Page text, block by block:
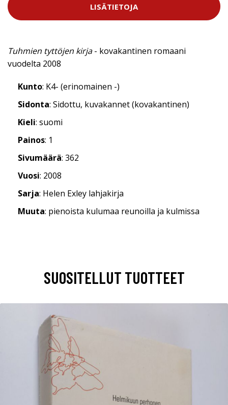
LISÄTIETOJA
Tuhmien tyttöjen kirja- kovakantinen romaani
vuodelta 2008
Kunto: K4- (erinomainen -)
Sidonta: Sidottu, kuvakannet (kovakantinen)
Kieli: suomi
Painos: 1
Sivumäärä: 362
Vuosi: 2008
Sarja: Helen Exley lahjakirja
Muuta: pienoista kulumaa reunoilla ja kulmissa
SUOSITELLUT TUOTTEET